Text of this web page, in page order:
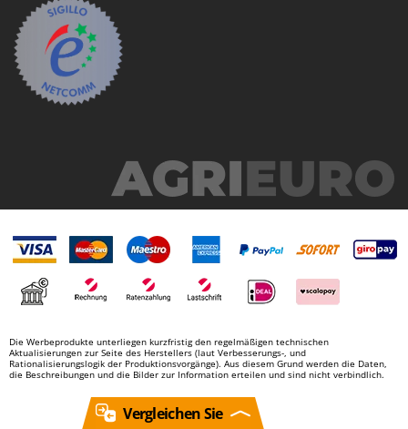
Die Werbeprodukte unterliegen kurzfristig den regelmäßigen technischen
Aktualisierungen zur Seite des Herstellers (laut Verbesserungs-, und
Rationalisierungslogik der Produktionsvorgänge). Aus diesem Grund werden die Daten,
die Beschreibungen und die Bilder zur Information erteilen und sind nicht verbindlich.
Vergleichen Sie